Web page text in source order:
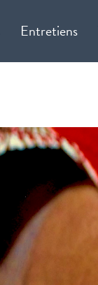
Entretiens